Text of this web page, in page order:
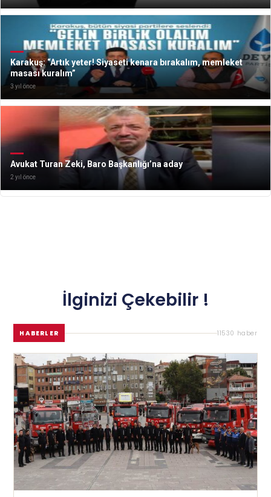
Karakuş: “Artık yeter! Siyaseti kenara bırakalım, memleket
masası kuralım”
3 yıl önce
Avukat Turan Zeki, Baro Başkanlığı’na aday
2 yıl önce
İlginizi Çekebilir !
HABERLER 11530 haber